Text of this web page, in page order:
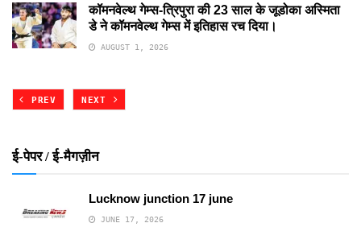
कॉमनवेल्थ गेम्स-त्रिपुरा की 23 साल के जूडोका अस्मिता
डे ने कॉमनवेल्थ गेम्स में इतिहास रच दिया।
AUGUST 1, 2026
PREV NEXT
ई-पेपर / ई-मैगज़ीन
Lucknow junction 17 june
JUNE 17, 2026